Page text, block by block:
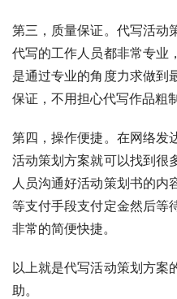
第三，质量保证。代写活动
代写的工作人员都非常专业
是通过专业的角度力求做到
保证，不用担心代写作品粗
第四，操作便捷。在网络发
活动策划方案就可以找到很
人员沟通好活动策划书的内
等支付手段支付定金然后等
非常的简便快捷。
以上就是代写活动策划方案
助。